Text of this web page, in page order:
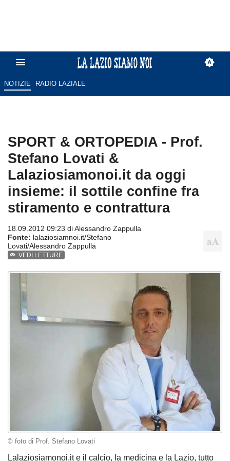
NOTIZIE RADIO LAZIALE
SPORT & ORTOPEDIA - Prof.
Stefano Lovati &
Lalaziosiamonoi.it da oggi
insieme: il sottile confine fra
stiramento e contrattura
18.09.2012 09:23 diAlessandro Zappulla
Fonte: lalaziosiamnoi.it/Stefano
Lovati/Alessandro Zappulla
VEDI LETTURE
© foto di Prof. Stefano Lovati
Lalaziosiamonoi.it e il calcio, la medicina e la Lazio, tutto